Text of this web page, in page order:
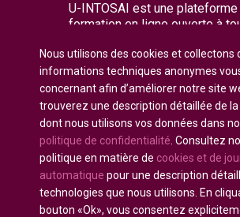
U-INTOSAI est une
formation en ligne ouverte à
un espace unique de partage
d’expériences et de
avancées.
L’Université offre à
communauté mondiale de
fois des formats de formation
classiques et les meilleurs
formation et guides pratiques
l’INTOSAI. Elle rassemble les
initiatives didactiques
Nous utilisons des cookies et collectons
informations techniques anonymes
concernant afin d’améliorer notre site
trouverez une description détaillée de
dont nous utilisons vos données dans
politique de confidentialité . Consultez
politique en matière de cookies et de
automatique pour une description
technologies que nous utilisons. En
bouton «Ok», vous consentez